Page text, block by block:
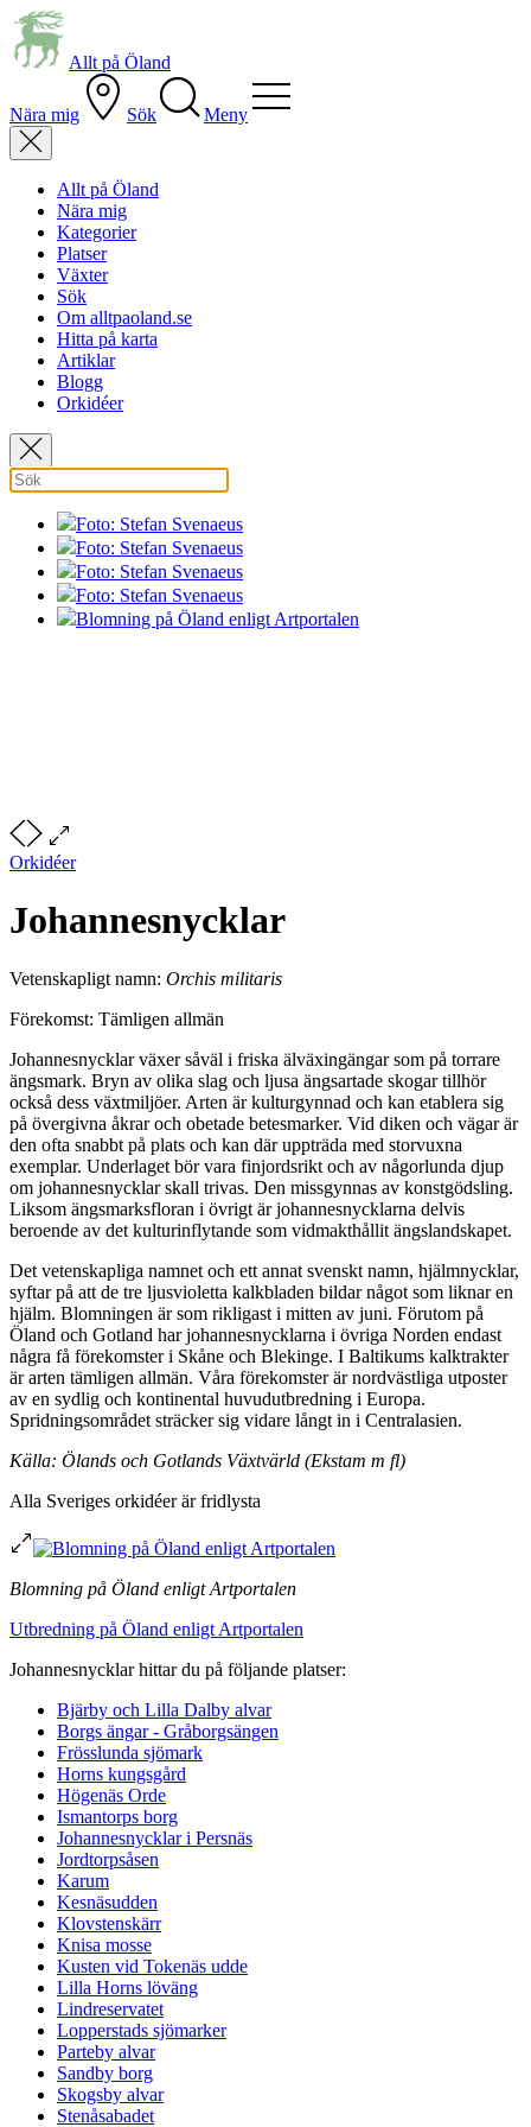
Allt på Öland
Nära mig Sök Meny
Allt på Öland
Nära mig
Kategorier
Platser
Växter
Sök
Om alltpaoland.se
Hitta på karta
Artiklar
Blogg
Orkidéer
Foto: Stefan Svenaeus
Foto: Stefan Svenaeus
Foto: Stefan Svenaeus
Foto: Stefan Svenaeus
Blomning på Öland enligt Artportalen
Orkidéer
Johannesnycklar
Vetenskapligt namn: Orchis militaris
Förekomst: Tämligen allmän
Johannesnycklar växer såväl i friska älväxingängar som på torrare
ängsmark. Bryn av olika slag och ljusa ängsartade skogar tillhör
också dess växtmiljöer. Arten är kulturgynnad och kan etablera sig
på övergivna åkrar och obetade betesmarker. Vid diken och vägar är
den ofta snabbt på plats och kan där uppträda med storvuxna
exemplar. Underlaget bör vara finjordsrikt och av någorlunda djup
om johannesnycklar skall trivas. Den missgynnas av konstgödsling.
Liksom ängsmarksfloran i övrigt är johannesnycklarna delvis
beroende av det kulturinflytande som vidmakthållit ängslandskapet.
Det vetenskapliga namnet och ett annat svenskt namn, hjälmnycklar,
syftar på att de tre ljusvioletta kalkbladen bildar något som liknar en
hjälm. Blomningen är som rikligast i mitten av juni. Förutom på
Öland och Gotland har johannesnycklarna i övriga Norden endast
några få förekomster i Skåne och Blekinge. I Baltikums kalktrakter
är arten tämligen allmän. Våra förekomster är nordvästliga utposter
av en sydlig och kontinental huvudutbredning i Europa.
Spridningsområdet sträcker sig vidare långt in i Centralasien.
Källa: Ölands och Gotlands Växtvärld (Ekstam m fl)
Alla Sveriges orkidéer är fridlysta
Blomning på Öland enligt Artportalen
Utbredning på Öland enligt Artportalen
Johannesnycklar hittar du på följande platser:
Bjärby och Lilla Dalby alvar
Borgs ängar - Gråborgsängen
Frösslunda sjömark
Horns kungsgård
Högenäs Orde
Ismantorps borg
Johannesnycklar i Persnäs
Jordtorpsåsen
Karum
Kesnäsudden
Klovstenskärr
Knisa mosse
Kusten vid Tokenäs udde
Lilla Horns löväng
Lindreservatet
Lopperstads sjömarker
Parteby alvar
Sandby borg
Skogsby alvar
Stenåsabadet